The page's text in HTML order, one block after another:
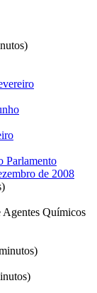
Parlamento
de 2008
Químicos